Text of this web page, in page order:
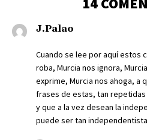
J.Palao
Cuando se lee por aquí estos
roba, Murcia nos ignora,
exprime, Murcia nos ahoga, a
frases de estas, tan
y que a la vez desean la
puede ser tan